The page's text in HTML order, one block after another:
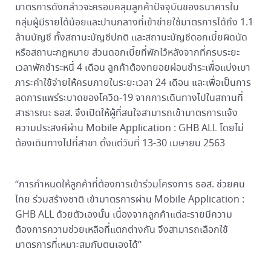
มาตรการดังกล่าวจะครอบคลุมลูกค้าปัจจุบันของธนาคารใน
กลุ่มผู้มีรายได้น้อยและปานกลางที่เข้าข่ายใช้มาตรการได้ถึง 1.1
ล้านบัญชี ทั้งสถานะบัญชีปกติ และสถานะบัญชีดอกเบี้ยผิดนัด
หรือสถานะกฎหมาย ส่วนดอกเบี้ยที่พักไว้หลังจากที่ครบระยะ
เวลาพักชำระหนี้ 4 เดือน ลูกค้าต้องทยอยผ่อนชำระเพื่อแบ่งเบา
ภาระค่าใช้จ่ายให้ครบภายในระยะเวลา 24 เดือน และเพื่อเป็นการ
ลดการแพร่ระบาดของโควิด-19 จากการเดินทางไปในสถานที่
สาธารณะ ธอส. จึงเปิดให้ผู้ที่สนใจสามารถเข้ามาตรการแจ้ง
ความประสงค์ผ่าน Mobile Application : GHB ALL โดยไม่
ต้องเดินทางไปที่สาขา ตั้งแต่วันที่ 13-30 เมษายน 2563
“การกำหนดให้ลูกค้าที่ต้องการเข้าร่วมโครงการ ธอส. ช่วยคน
ไทย ร่วมสร้างชาติ เข้ามาตรการผ่าน Mobile Application :
GHB ALL ด้วยตัวเองนั้น เนื่องจากลูกค้าแต่ละรายมีความ
ต้องการความช่วยเหลือที่แตกต่างกัน จึงสามารถเลือกใช้
มาตรการที่เหมาะสมกับตนเองได้”